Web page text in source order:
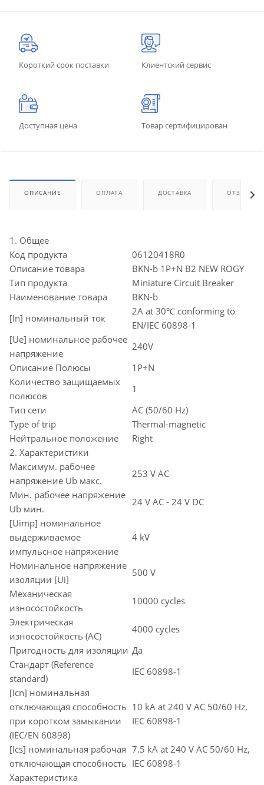
Короткий срок поставки Клиентский сервис
Доступная цена Товар сертифицирован
ОПИСАНИЕ ОПЛАТА ДОСТАВКА ОТЗЫВЫ
1. Общее
Код продукта
06120418R0
Описание товара
BKN-b 1P+N B2 NEW ROGY
Тип продукта
Miniature Circuit Breaker
Наименование товара
BKN-b
[In] номинальный ток
2A at 30℃ conforming to
EN/IEC 60898-1
[Ue] номинальное рабочее
напряжение
240V
Описание Полюсы
1P+N
Количество защищаемых
полюсов
1
Тип сети
AC (50/60 Hz)
Type of trip
Thermal-magnetic
Нейтральное положение
Right
2. Характеристики
Максимум. рабочее
напряжение Ub макс.
253 V AC
Мин. рабочее напряжение
Ub мин.
24 V AC - 24 V DC
[Uimp] номинальное
выдерживаемое
импульсное напряжение
4 kV
Номинальное напряжение
изоляции [Ui]
500 V
Механическая
износостойкость
10000 cycles
Электрическая
износостойкость (AC)
4000 cycles
Пригодность для изоляции Да
Стандарт (Reference
standard)
IEC 60898-1
[Icn] номинальная
отключающая способность
при коротком замыкании
(IEC/EN 60898)
10 kA at 240 V AC 50/60 Hz,
IEC 60898-1
[Ics] номинальная рабочая
отключающая способность
7.5 kA at 240 V AC 50/60 Hz,
IEC 60898-1
Характеристика